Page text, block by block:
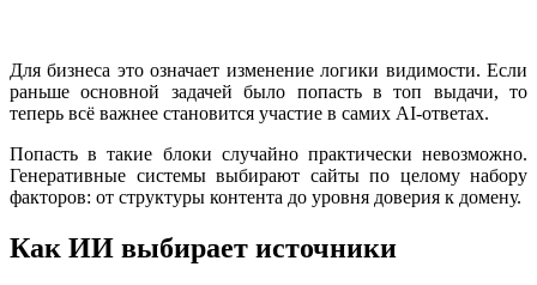
Для бизнеса это означает изменение логики видимости. Если
раньше основной задачей было попасть в топ выдачи, то
теперь всё важнее становится участие в самих AI-ответах.
Попасть в такие блоки случайно практически невозможно.
Генеративные системы выбирают сайты по целому набору
факторов: от структуры контента до уровня доверия к домену.
Как ИИ выбирает источники